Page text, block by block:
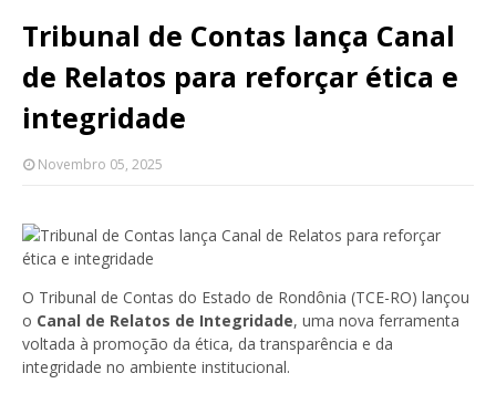
Tribunal de Contas lança Canal
de Relatos para reforçar ética e
integridade
Novembro 05, 2025
O Tribunal de Contas do Estado de Rondônia (TCE-RO) lançou
o Canal de Relatos de Integridade, uma nova ferramenta
voltada à promoção da ética, da transparência e da
integridade no ambiente institucional.